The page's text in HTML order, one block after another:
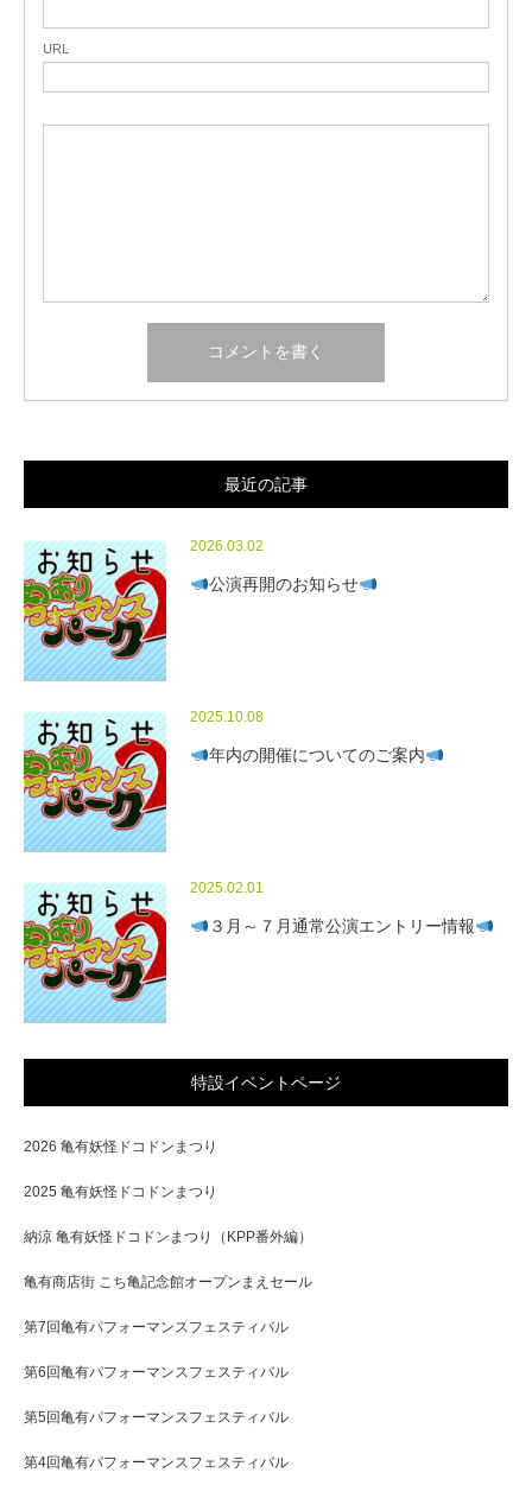
URL
最近の記事
2026.03.02
公演再開のお知らせ
2025.10.08
年内の開催についてのご案内
2025.02.01
３月～７月通常公演エントリー情報
特設イベントページ
2026 亀有妖怪ドコドンまつり
2025 亀有妖怪ドコドンまつり
納涼 亀有妖怪ドコドンまつり（KPP番外編）
亀有商店街 こち亀記念館オープンまえセール
第7回亀有パフォーマンスフェスティバル
第6回亀有パフォーマンスフェスティバル
第5回亀有パフォーマンスフェスティバル
第4回亀有パフォーマンスフェスティバル